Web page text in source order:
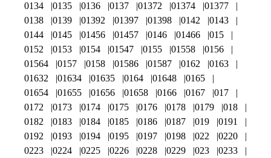
0134
0135 0136 0137 01372 01374
01377
0138
0139 01392 01397 01398 0142
0143
0144
0145 01456 01457 0146 01466
015
0152
0153 0154 01547 0155 01558
0156
01564
0157 0158 01586 01587 0162
0163
01632
01634 01635 0164 01648
0165
01654
01655 01656 01658 0166 0167
017
0172
0173 0174 0175 0176 0178 0179
018
0182
0183 0184 0185 0186 0187 019
0191
0192
0193 0194 0195 0197 0198 022
0220
0223
0224 0225 0226 0228 0229 023
0233